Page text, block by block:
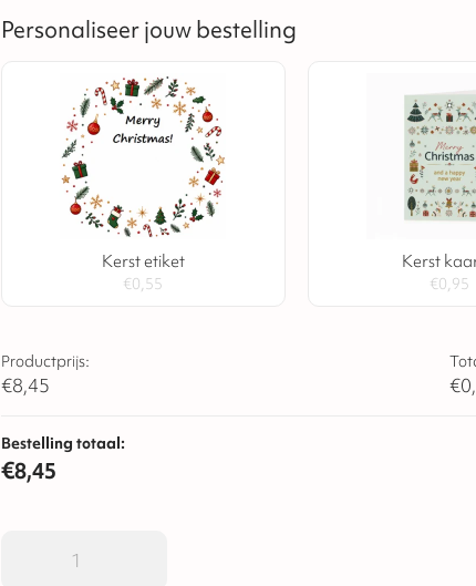
Personaliseer jouw bestelling
Kerst etiket
€0,55
Kerst
€0,95
Productprijs:
€8,45 €
Bestelling totaal:
€8,45